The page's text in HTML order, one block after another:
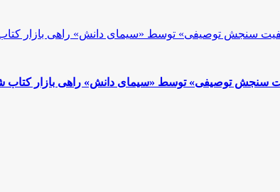
سنجش توصیفی» توسط «سیمای دانش» راهی بازار کتاب